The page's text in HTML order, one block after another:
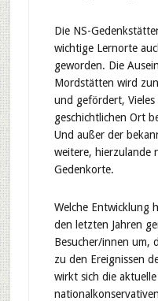
Die NS-
wichtige Lernorte
geworden. Die
Mordstätten wird
und gefördert, Vieles
geschichtlichen Ort
Und außer der
weitere, hierzulande
Gedenkorte.
Welche Entwicklung
den letzten Jahren
Besucher/innen um,
zu den Ereignissen
wirkt sich die